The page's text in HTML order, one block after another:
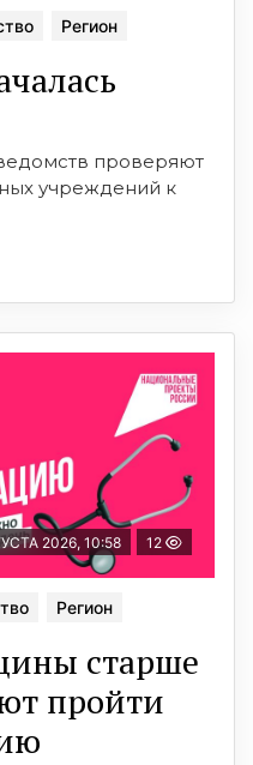
Регион
проверяют
учреждений к
2026, 10:58 12
Регион
старше
пройти